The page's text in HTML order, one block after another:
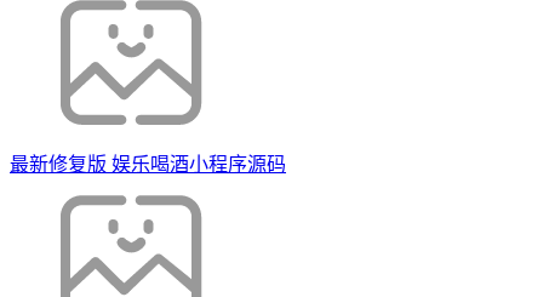
最新修复版 娱乐喝酒小程序源码